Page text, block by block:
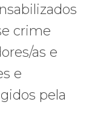
crime
as e
e
pela